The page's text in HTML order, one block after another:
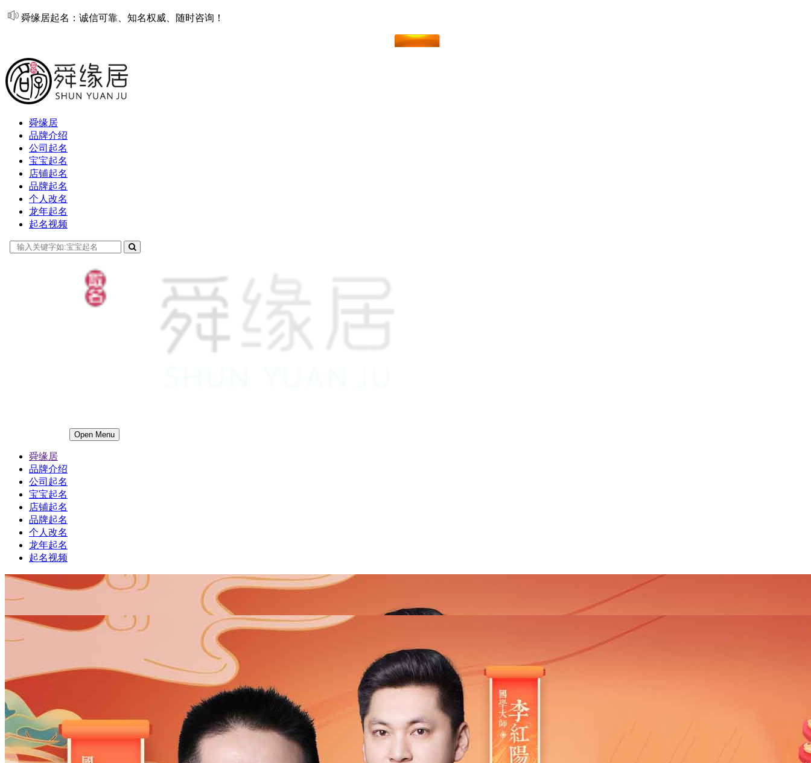
舜缘居起名：诚信可靠、知名权威、随时咨询！
舜缘居
品牌介绍
公司起名
宝宝起名
店铺起名
品牌起名
个人改名
龙年起名
起名视频
Open Menu
舜缘居
品牌介绍
公司起名
宝宝起名
店铺起名
品牌起名
个人改名
龙年起名
起名视频
男
男 女
出生时间